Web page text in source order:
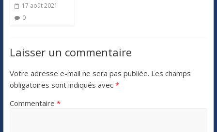
17 août 2021
0
Laisser un commentaire
Votre adresse e-mail ne sera pas publiée. Les champs
obligatoires sont indiqués avec *
Commentaire *